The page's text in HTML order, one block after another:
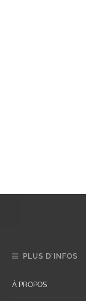
PLUS D’INFOS
À PROPOS